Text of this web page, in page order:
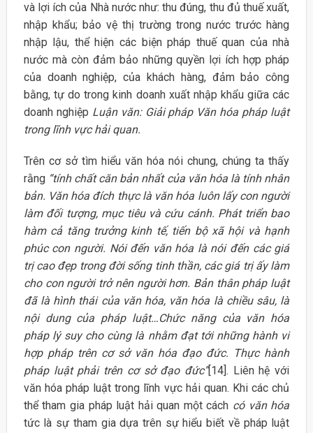
và lợi ích của Nhà nước như: thu đúng, thu đủ thuế xuất,
nhập khẩu; bảo vệ thị trường trong nước trước hàng
nhập lậu, thể hiện các biện pháp thuế quan của nhà
nước mà còn đảm bảo những quyền lợi ích hợp pháp
của doanh nghiệp, của khách hàng, đảm bảo công
bằng, tự do trong kinh doanh xuất nhập khẩu giữa các
doanh nghiệp Luận văn: Giải pháp Văn hóa pháp luật
trong lĩnh vực hải quan.
Trên cơ sở tìm hiểu văn hóa nói chung, chúng ta thấy
rằng “tính chất căn bản nhất của văn hóa là tính nhân
bản. Văn hóa đích thực là văn hóa luôn lấy con người
làm đối tượng, mục tiêu và cứu cánh. Phát triển bao
hàm cả tăng trưởng kinh tế, tiến bộ xã hội và hạnh
phúc con người. Nói đến văn hóa là nói đến các giá
trị cao đẹp trong đời sống tinh thần, các giá trị ấy làm
cho con người trở nên người hơn. Bản thân pháp luật
đã là hình thái của văn hóa, văn hóa là chiều sâu, là
nội dung của pháp luật…Chức năng của văn hóa
pháp lý suy cho cùng là nhằm đạt tới những hành vi
hợp pháp trên cơ sở văn hóa đạo đức. Thực hành
pháp luật phải trên cơ sở đạo đức”[14]. Liên hệ với
văn hóa pháp luật trong lĩnh vực hải quan. Khi các chủ
thể tham gia pháp luật hải quan một cách có văn hóa
tức là sự tham gia dựa trên sự hiểu biết về pháp luật